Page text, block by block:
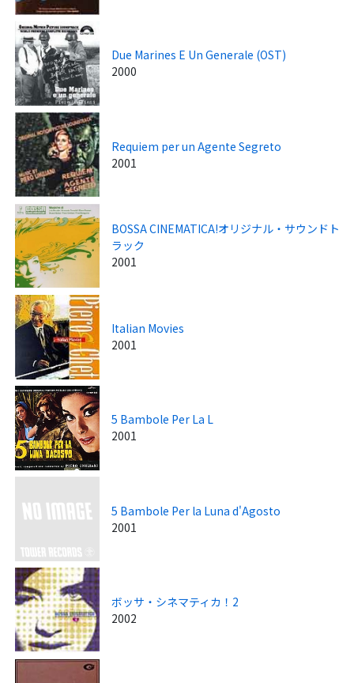
Due Marines E Un Generale (OST)
2000
Requiem per un Agente Segreto
2001
BOSSA CINEMATICA!オリジナル・サウンドト
ラック
2001
Italian Movies
2001
5 Bambole Per La L
2001
5 Bambole Per la Luna d'Agosto
2001
ボッサ・シネマティカ！2
2002